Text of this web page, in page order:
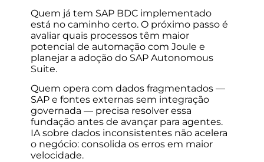
Quem já tem SAP BDC implementado
está no caminho certo. O próximo passo é
avaliar quais processos têm maior
potencial de automação com Joule e
planejar a adoção do SAP Autonomous
Suite.
Quem opera com dados fragmentados —
SAP e fontes externas sem integração
governada — precisa resolver essa
fundação antes de avançar para agentes.
IA sobre dados inconsistentes não acelera
o negócio: consolida os erros em maior
velocidade.